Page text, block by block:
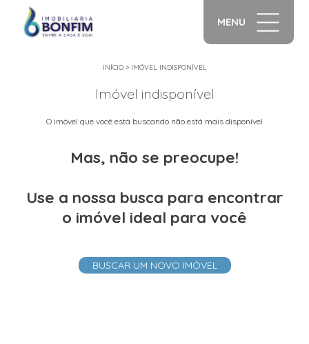
MENU
INÍCIO> IMÓVEL INDISPONÍVEL
Imóvel indisponível
O imóvel que você está buscando não está mais disponível
Mas, não se preocupe!
Use a nossa busca para encontrar
o imóvel ideal para você
BUSCAR UM NOVO IMÓVEL